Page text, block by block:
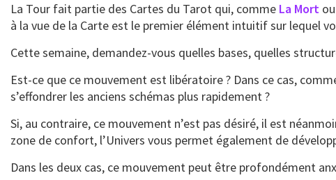
La Tour fait partie des Cartes du Tarot qui, comme La Mort
à la vue de la Carte est le premier élément intuitif sur lequel
Cette semaine, demandez-vous quelles bases, quelles
Est-ce que ce mouvement est libératoire ? Dans ce cas,
s’effondrer les anciens schémas plus rapidement ?
Si, au contraire, ce mouvement n’est pas désiré, il est
zone de confort, l’Univers vous permet également de
Dans les deux cas, ce mouvement peut être profondément